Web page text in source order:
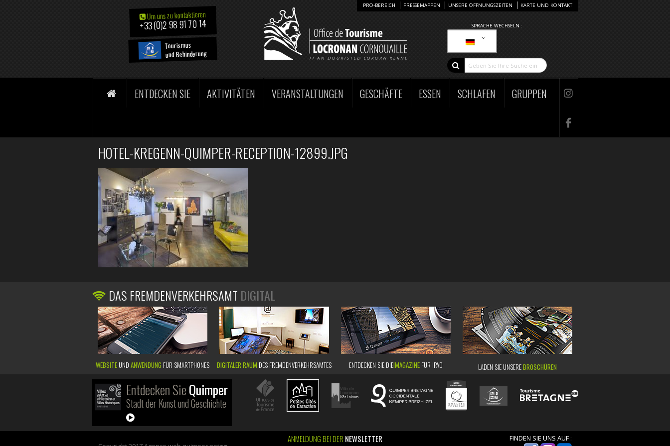
Um uns zu kontaktieren
+33 (0)2 98 91 70 14
Tourismus
und Behinderung
SPRACHE WECHSELN :
PRO-BEREICH PRESSEMAPPEN UNSERE ÖFFNUNGSZEITEN KARTE UND KONTAKT
ENTDECKEN SIE AKTIVITÄTEN VERANSTALTUNGEN GESCHÄFTE ESSEN SCHLAFEN GRUPPEN
HOTEL-KREGENN-QUIMPER-RECEPTION-12899.JPG
DAS FREMDENVERKEHRSAMT DIGITAL
WEBSITE UNDANWENDUNG FÜR SMARTPHONES DIGITALER RAUM DES FREMDENVERKEHRSAMTES ENTDECKEN SIE DIEIMAGAZINEFÜR IPAD LADEN SIE UNSEREBROSCHÜREN
Entdecken SieQuimper
Stadt der Kunst und Geschichte
ANMELDUNG BEI DER NEWSLETTER FINDEN SIE UNS AUF :